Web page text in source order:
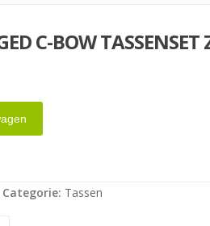
C-BOW
Categorie: Tassen